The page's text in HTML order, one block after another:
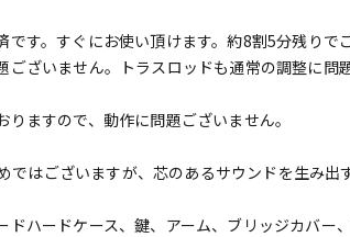
す。すぐにお使い頂けます。約8割5分残りで
ざいません。トラスロッドも通常の調整に問
ますので、動作に問題ございません。
ではございますが、芯のあるサウンドを生み出
ハードケース、鍵、アーム、ブリッジカバー